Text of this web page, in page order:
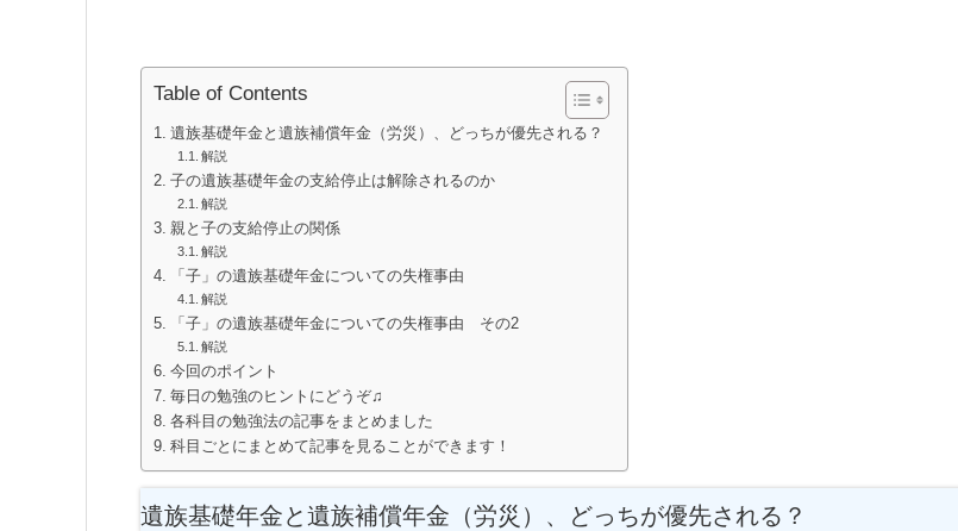
Table of Contents
遺族基礎年金と遺族補償年金（労災）、どっちが優先される？
解説
子の遺族基礎年金の支給停止は解除されるのか
解説
親と子の支給停止の関係
解説
「子」の遺族基礎年金についての失権事由
解説
「子」の遺族基礎年金についての失権事由 その2
解説
今回のポイント
毎日の勉強のヒントにどうぞ♫
各科目の勉強法の記事をまとめました
科目ごとにまとめて記事を見ることができます！
遺族基礎年金と遺族補償年金（労災）、どっちが優先される？